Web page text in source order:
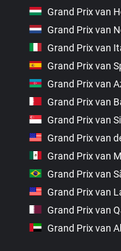
Grand Prix van
Grand Prix van
Grand Prix van
Grand Prix van
Grand Prix van
Grand Prix van
Grand Prix van
Grand Prix van
Grand Prix van
Grand Prix van
Grand Prix van
Grand Prix van
Grand Prix van